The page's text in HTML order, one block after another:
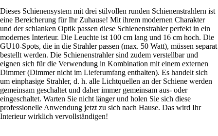
Dieses Schienensystem mit drei stilvollen runden Schienenstrahlern ist
eine Bereicherung für Ihr Zuhause! Mit ihrem modernen Charakter
und der schlanken Optik passen diese Schienenstrahler perfekt in ein
modernes Interieur. Die Leuchte ist 100 cm lang und 16 cm hoch. Die
GU10-Spots, die in die Strahler passen (max. 50 Watt), müssen separat
bestellt werden. Die Schienenstrahler sind zudem verstellbar und
eignen sich für die Verwendung in Kombination mit einem externen
Dimmer (Dimmer nicht im Lieferumfang enthalten). Es handelt sich
um einphasige Strahler, d. h. alle Lichtquellen an der Schiene werden
gemeinsam geschaltet und daher immer gemeinsam aus- oder
eingeschaltet. Warten Sie nicht länger und holen Sie sich diese
professionelle Anwendung jetzt zu sich nach Hause. Das wird Ihr
Interieur wirklich vervollständigen!